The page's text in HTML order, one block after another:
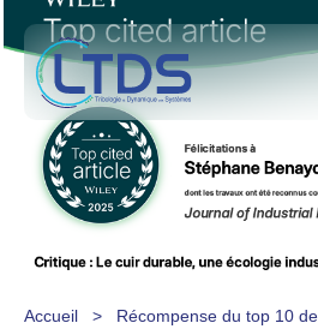
Accueil >
Récompense du top 10